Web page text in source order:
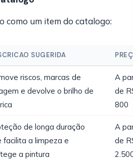
como um item do catalogo:
SUGERIDA
riscos, marcas de
e devolve o brilho de
A
de
800
de longa duração
facilita a limpeza e
a pintura
A
de